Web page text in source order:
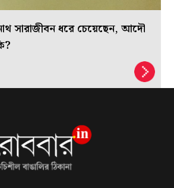
সারাজীবন ধরে চেয়েছেন, আদৌ